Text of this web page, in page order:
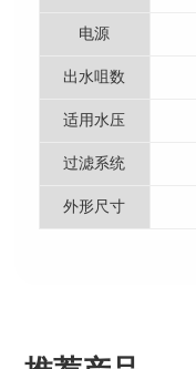
电源
出水咀数
适用水压
过滤系统
外形尺寸